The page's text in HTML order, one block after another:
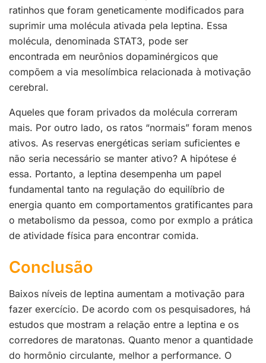
ratinhos que foram geneticamente modificados para
suprimir uma molécula ativada pela leptina. Essa
molécula, denominada STAT3, pode ser
encontrada em neurônios dopaminérgicos que
compõem a via mesolímbica relacionada à motivação
cerebral.
Aqueles que foram privados da molécula correram
mais. Por outro lado, os ratos “normais” foram menos
ativos. As reservas energéticas seriam suficientes e
não seria necessário se manter ativo? A hipótese é
essa. Portanto, a leptina desempenha um papel
fundamental tanto na regulação do equilíbrio de
energia quanto em comportamentos gratificantes para
o metabolismo da pessoa, como por exmplo a prática
de atividade física para encontrar comida.
Conclusão
Baixos níveis de leptina aumentam a motivação para
fazer exercício. De acordo com os pesquisadores, há
estudos que mostram a relação entre a leptina e os
corredores de maratonas. Quanto menor a quantidade
do hormônio circulante, melhor a performance. O